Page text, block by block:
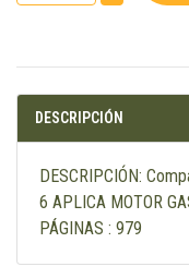
DESCRIPCIÓN
DESCRIPCIÓN:
6 APLICA MOTOR
PÁGINAS : 979